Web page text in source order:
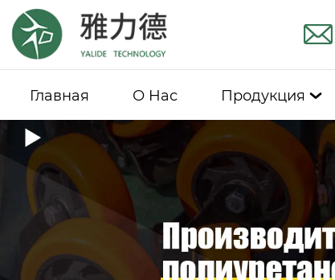
Главная О Hас Продукция 